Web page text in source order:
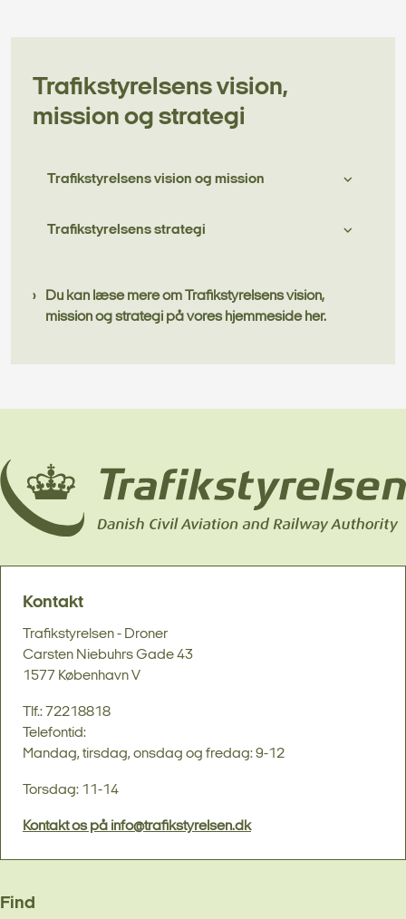
Trafikstyrelsens vision,
mission og strategi
Trafikstyrelsens vision og mission
Trafikstyrelsens strategi
Du kan læse mere om Trafikstyrelsens vision,
mission og strategi på vores hjemmeside her.
Kontakt
Trafikstyrelsen - Droner
Carsten Niebuhrs Gade 43
1577 København V
Tlf.: 72218818
Telefontid:
Mandag, tirsdag, onsdag og fredag: 9-12
Torsdag: 11-14
Kontakt os på info@trafikstyrelsen.dk
Find